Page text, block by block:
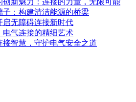
创新魅力：连接的力量，无限可能
：构建清洁能源的桥梁
启无障碍连接新时代
电气连接的精细艺术
接智慧，守护电气安全之道